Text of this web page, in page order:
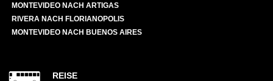
MONTEVIDEO NACH ARTIGAS
RIVERA NACH FLORIANOPOLIS
MONTEVIDEO NACH BUENOS AIRES
REISE